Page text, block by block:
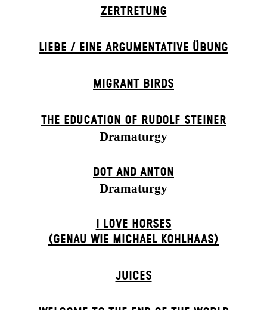
ZER­TRETUNG
LIEBE / EINE ARGUMENTATIVE ÜBUNG
MIGRANT BIRDS
THE EDUCATION OF RUDOLF STEINER
Dramaturgy
DOT AND ANTON
Dramaturgy
I LOVE HORSES
(GENAU WIE MICHAEL KOHL­HAAS)
JUICES